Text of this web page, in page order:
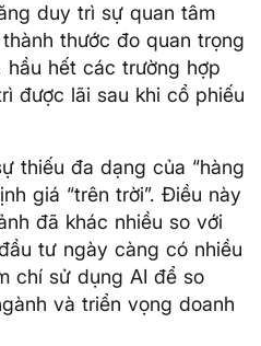
duy trì sự quan tâm
thước đo quan trọng
hầu hết các trường hợp
được lãi sau khi cổ phiếu
thiếu đa dạng của “hàng
giá “trên trời”. Điều này
đã khác nhiều so với
tư ngày càng có nhiều
chí sử dụng AI để so
và triển vọng doanh